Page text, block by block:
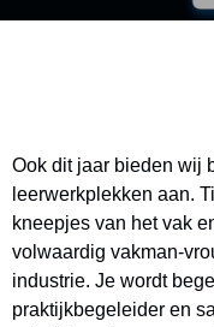
Ook dit jaar bieden wij
leerwerkplekken aan.
kneepjes van het vak
volwaardig vakman-
industrie. Je wordt
praktijkbegeleider en